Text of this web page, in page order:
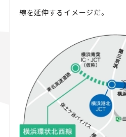
線を延伸するイメージだ。